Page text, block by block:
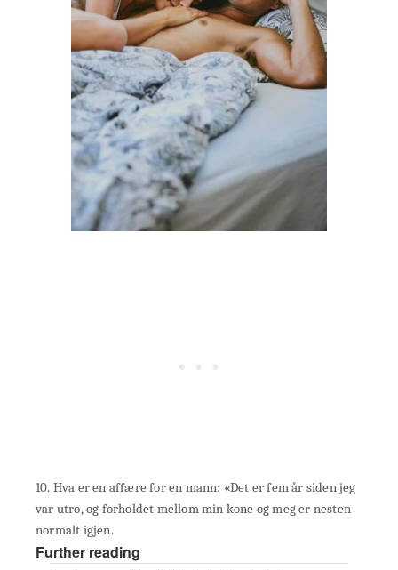
10. Hva er en affære for en mann: «Det er fem år siden jeg
var utro, og forholdet mellom min kone og meg er nesten
normalt igjen.
Further reading